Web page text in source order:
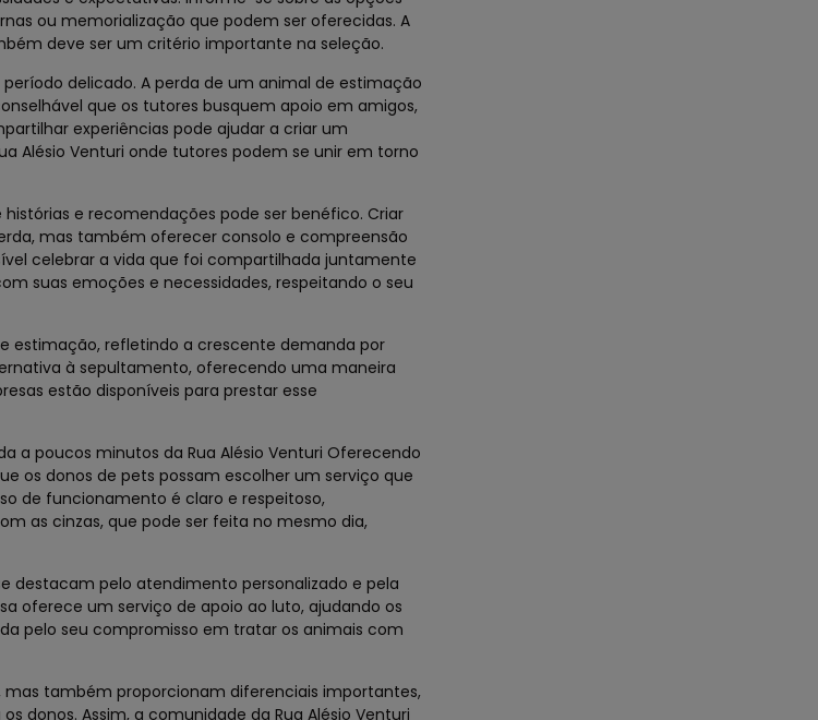
ou memorialização que podem ser oferecidas. A
deve ser um critério importante na seleção.
delicado. A perda de um animal de estimação
que os tutores busquem apoio em amigos,
experiências pode ajudar a criar um
Alésio Venturi onde tutores podem se unir em torno
e recomendações pode ser benéfico. Criar
mas também oferecer consolo e compreensão
celebrar a vida que foi compartilhada juntamente
suas emoções e necessidades, respeitando o seu
estimação, refletindo a crescente demanda por
à sepultamento, oferecendo uma maneira
estão disponíveis para prestar esse
a poucos minutos da Rua Alésio Venturi Oferecendo
os donos de pets possam escolher um serviço que
de funcionamento é claro e respeitoso,
as cinzas, que pode ser feita no mesmo dia,
destacam pelo atendimento personalizado e pela
oferece um serviço de apoio ao luto, ajudando os
pelo seu compromisso em tratar os animais com
mas também proporcionam diferenciais importantes,
donos. Assim, a comunidade da Rua Alésio Venturi